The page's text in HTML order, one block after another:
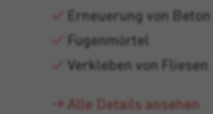
Erneuerung von Beton
Fugenmörtel
Verkleben von Fliesen
Alle Details ansehen